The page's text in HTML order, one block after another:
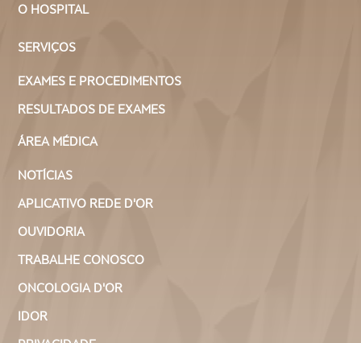
O HOSPITAL
SERVIÇOS
EXAMES E PROCEDIMENTOS
RESULTADOS DE EXAMES
ÁREA MÉDICA
NOTÍCIAS
APLICATIVO REDE D'OR
OUVIDORIA
TRABALHE CONOSCO
ONCOLOGIA D'OR
IDOR